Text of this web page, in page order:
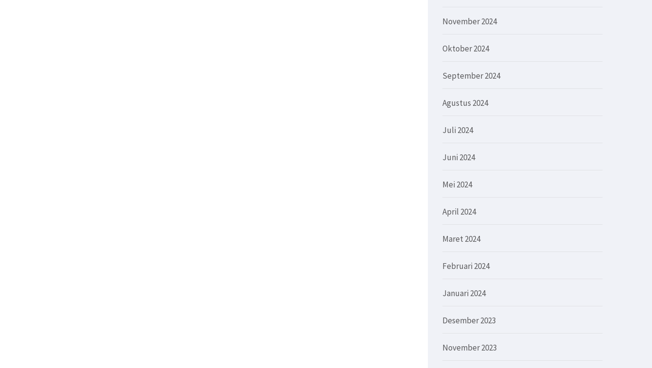
November 2024
Oktober 2024
September 2024
Agustus 2024
Juli 2024
Juni 2024
Mei 2024
April 2024
Maret 2024
Februari 2024
Januari 2024
Desember 2023
November 2023